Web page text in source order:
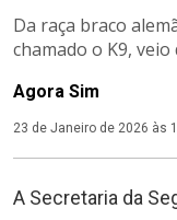
Da raça braco
chamado o K9, veio
Agora Sim
23 de Janeiro de 2026 às
A Secretaria da